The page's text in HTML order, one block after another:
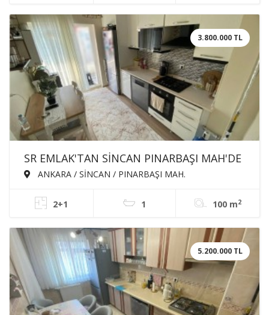
3.800.000 TL
SR EMLAK'TAN SİNCAN PINARBAŞI MAH'DE
2+1 100m² KATTA BAĞIMSIZ ÖN CEPHE
ANKARA / SİNCAN / PINARBAŞI MAH.
2+1 1 100 m2
5.200.000 TL